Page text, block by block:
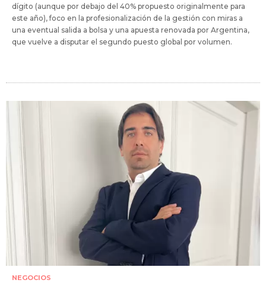
dígito (aunque por debajo del 40% propuesto originalmente para
este año), foco en la profesionalización de la gestión con miras a
una eventual salida a bolsa y una apuesta renovada por Argentina,
que vuelve a disputar el segundo puesto global por volumen.
NEGOCIOS